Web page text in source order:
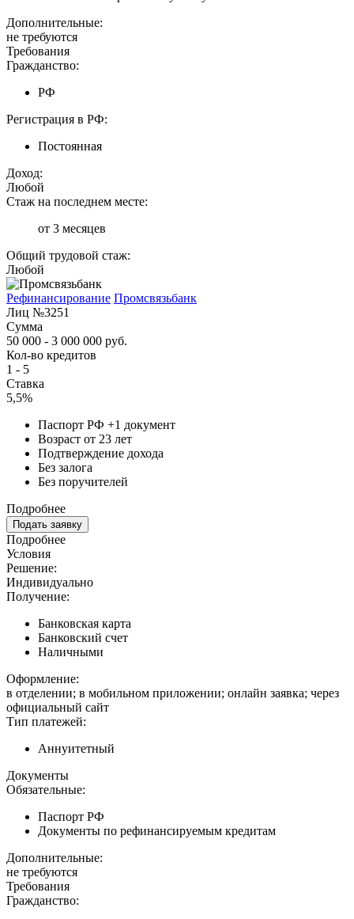
Дополнительные:
не требуются
Требования
Гражданство:
РФ
Регистрация в РФ:
Постоянная
Доход:
Любой
Стаж на последнем месте:
от 3 месяцев
Общий трудовой стаж:
Любой
Рефинансирование Промсвязьбанк
Лиц №3251
Сумма
50 000 - 3 000 000 руб.
Кол-во кредитов
1 - 5
Ставка
5,5%
Паспорт РФ +1 документ
Возраст от 23 лет
Подтверждение дохода
Без залога
Без поручителей
Подробнее
Подать заявку
Подробнее
Условия
Решение:
Индивидуально
Получение:
Банковская карта
Банковский счет
Наличными
Оформление:
в отделении; в мобильном приложении; онлайн заявка; через
официальный сайт
Тип платежей:
Аннуитетный
Документы
Обязательные:
Паспорт РФ
Документы по рефинансируемым кредитам
Дополнительные:
не требуются
Требования
Гражданство: